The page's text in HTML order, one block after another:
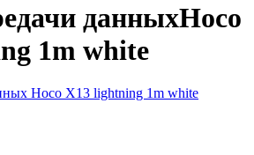
данныхHoco
1m white